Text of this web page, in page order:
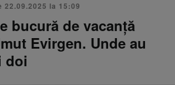
22.09.2025 la 15:09
bucură de vacanță
Evirgen. Unde au
doi